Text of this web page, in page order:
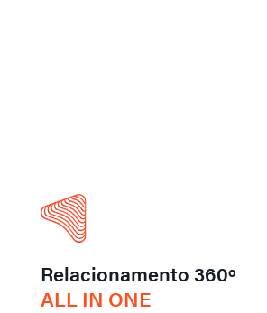
Relacionamento 360º
ALL IN ONE